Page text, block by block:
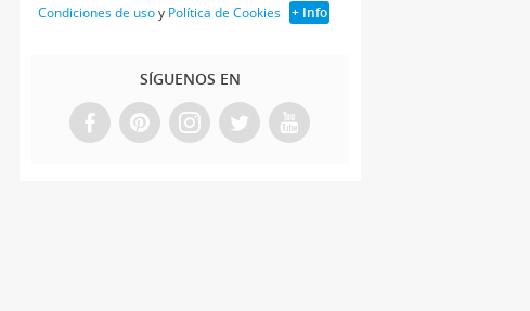
Condiciones de usoy Política de Cookies + Info
SÍGUENOS EN